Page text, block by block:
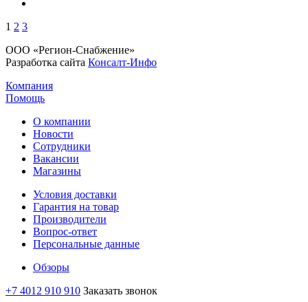
1 2 3
ООО «Регион-Снабжение»
Разработка сайта Консалт-Инфо
Компания
Помощь
О компании
Новости
Сотрудники
Вакансии
Магазины
Условия доставки
Гарантия на товар
Производители
Вопрос-ответ
Персональные данные
Обзоры
+7 4012 910 910 Заказать звонок